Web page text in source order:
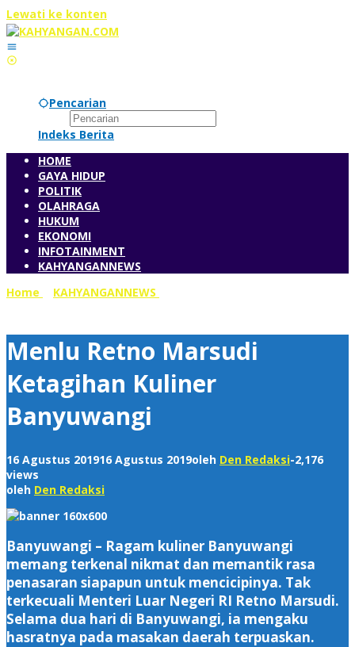
Lewati ke konten
Pencarian
Indeks Berita
HOME
GAYA HIDUP
POLITIK
OLAHRAGA
HUKUM
EKONOMI
INFOTAINMENT
KAHYANGANNEWS
Home
KAHYANGANNEWS
Menlu Retno Marsudi
Ketagihan Kuliner
Banyuwangi
16 Agustus 201916 Agustus 2019oleh Den Redaksi-2,176
views
oleh Den Redaksi
Banyuwangi – Ragam kuliner Banyuwangi
memang terkenal nikmat dan memantik rasa
penasaran siapapun untuk mencicipinya. Tak
terkecuali Menteri Luar Negeri RI Retno Marsudi.
Selama dua hari di Banyuwangi, ia mengaku
hasratnya pada masakan daerah terpuaskan.